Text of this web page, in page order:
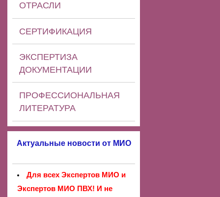
ОТРАСЛИ
СЕРТИФИКАЦИЯ
ЭКСПЕРТИЗА
ДОКУМЕНТАЦИИ
ПРОФЕССИОНАЛЬНАЯ
ЛИТЕРАТУРА
Актуальные новости от МИО
Для всех Экспертов МИО и
Экспертов МИО ПВХ! И не